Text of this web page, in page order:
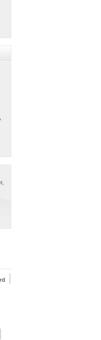
|
|